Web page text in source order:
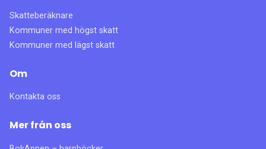
Skatteberäknare
Kommuner med högst skatt
Kommuner med lägst skatt
Om
Kontakta oss
Mer från oss